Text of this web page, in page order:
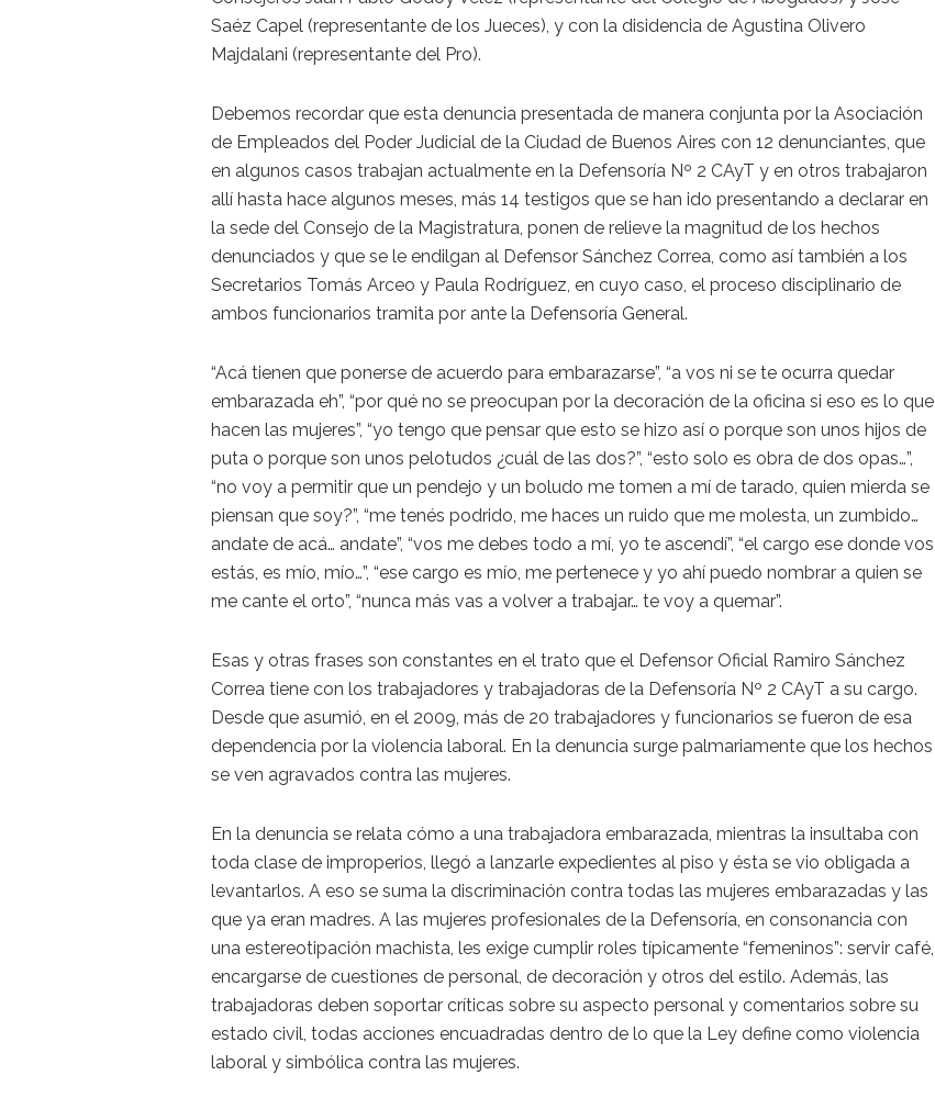
Saéz Capel (representante de los Jueces), y con la disidencia de Agustina Olivero
Majdalani (representante del Pro).
Debemos recordar que esta denuncia presentada de manera conjunta por la Asociación
de Empleados del Poder Judicial de la Ciudad de Buenos Aires con 12 denunciantes, que
en algunos casos trabajan actualmente en la Defensoría Nº 2 CAyT y en otros trabajaron
allí hasta hace algunos meses, más 14 testigos que se han ido presentando a declarar en
la sede del Consejo de la Magistratura, ponen de relieve la magnitud de los hechos
denunciados y que se le endilgan al Defensor Sánchez Correa, como así también a los
Secretarios Tomás Arceo y Paula Rodríguez, en cuyo caso, el proceso disciplinario de
ambos funcionarios tramita por ante la Defensoría General.
“Acá tienen que ponerse de acuerdo para embarazarse”, “a vos ni se te ocurra quedar
embarazada eh”, “por qué no se preocupan por la decoración de la oficina si eso es lo que
hacen las mujeres”, “yo tengo que pensar que esto se hizo así o porque son unos hijos de
puta o porque son unos pelotudos ¿cuál de las dos?”, “esto solo es obra de dos opas…”,
“no voy a permitir que un pendejo y un boludo me tomen a mí de tarado, quien mierda se
piensan que soy?”, “me tenés podrido, me haces un ruido que me molesta, un zumbido…
andate de acá… andate”, “vos me debes todo a mí, yo te ascendí”, “el cargo ese donde vos
estás, es mío, mío…”, “ese cargo es mío, me pertenece y yo ahí puedo nombrar a quien se
me cante el orto”, “nunca más vas a volver a trabajar… te voy a quemar”.
Esas y otras frases son constantes en el trato que el Defensor Oficial Ramiro Sánchez
Correa tiene con los trabajadores y trabajadoras de la Defensoría Nº 2 CAyT a su cargo.
Desde que asumió, en el 2009, más de 20 trabajadores y funcionarios se fueron de esa
dependencia por la violencia laboral. En la denuncia surge palmariamente que los hechos
se ven agravados contra las mujeres.
En la denuncia se relata cómo a una trabajadora embarazada, mientras la insultaba con
toda clase de improperios, llegó a lanzarle expedientes al piso y ésta se vio obligada a
levantarlos. A eso se suma la discriminación contra todas las mujeres embarazadas y las
que ya eran madres. A las mujeres profesionales de la Defensoría, en consonancia con
una estereotipación machista, les exige cumplir roles típicamente “femeninos”: servir café,
encargarse de cuestiones de personal, de decoración y otros del estilo. Además, las
trabajadoras deben soportar críticas sobre su aspecto personal y comentarios sobre su
estado civil, todas acciones encuadradas dentro de lo que la Ley define como violencia
laboral y simbólica contra las mujeres.